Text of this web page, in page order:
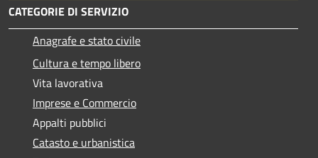
CATEGORIE DI SERVIZIO
Anagrafe e stato civile
Cultura e tempo libero
Vita lavorativa
Imprese e Commercio
Appalti pubblici
Catasto e urbanistica